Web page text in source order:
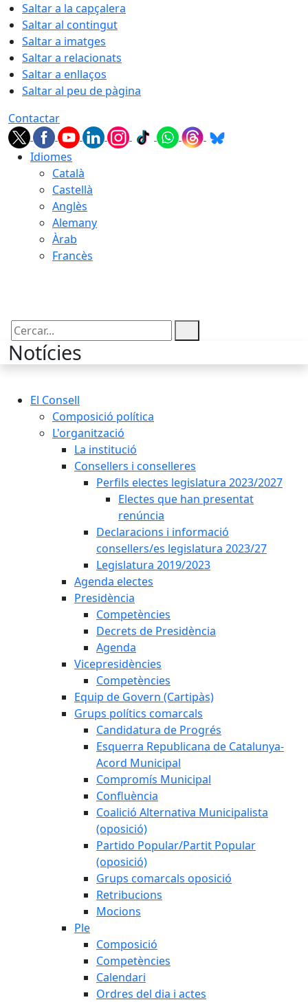
Saltar a la capçalera
Saltar al contingut
Saltar a imatges
Saltar a relacionats
Saltar a enllaços
Saltar al peu de pàgina
Contactar
Idiomes
Català
Castellà
Anglès
Alemany
Àrab
Francès
Cercar:
Notícies
El Consell
Composició política
L'organització
La institució
Consellers i conselleres
Perfils electes legislatura 2023/2027
Electes que han presentat
renúncia
Declaracions i informació
consellers/es legislatura 2023/27
Legislatura 2019/2023
Agenda electes
Presidència
Competències
Decrets de Presidència
Agenda
Vicepresidències
Competències
Equip de Govern (Cartipàs)
Grups polítics comarcals
Candidatura de Progrés
Esquerra Republicana de Catalunya-
Acord Municipal
Compromís Municipal
Confluència
Coalició Alternativa Municipalista
(oposició)
Partido Popular/Partit Popular
(oposició)
Grups comarcals oposició
Retribucions
Mocions
Ple
Composició
Competències
Calendari
Ordres del dia i actes